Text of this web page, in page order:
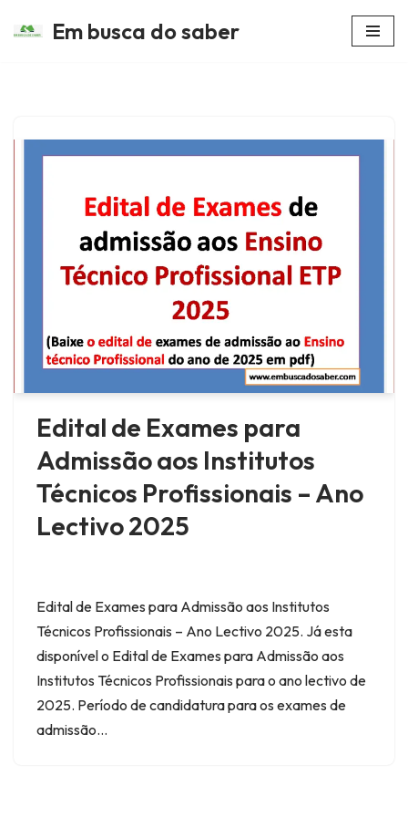
Em busca do saber
Edital de Exames para
Admissão aos Institutos
Técnicos Profissionais – Ano
Lectivo 2025
Edital de Exames para Admissão aos Institutos
Técnicos Profissionais – Ano Lectivo 2025. Já esta
disponível o Edital de Exames para Admissão aos
Institutos Técnicos Profissionais para o ano lectivo de
2025. Período de candidatura para os exames de
admissão…